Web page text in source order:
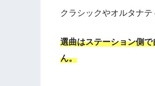
クラシックやオルタナ
選曲はステーション側
ん。